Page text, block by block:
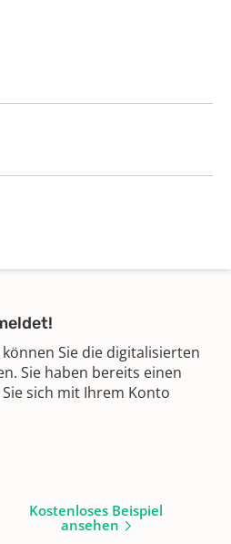
Sie die digitalisierten
Sie haben bereits einen
sich mit Ihrem Konto
Kostenloses Beispiel
ansehen